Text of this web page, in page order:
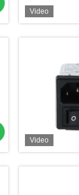
Video
Video